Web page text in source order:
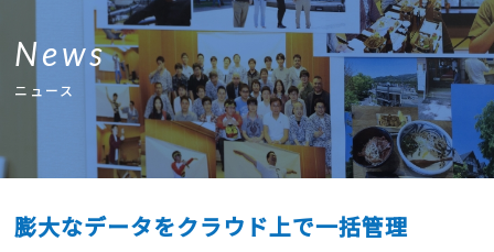
News
ニュース
膨大なデータをクラウド上で一括管理